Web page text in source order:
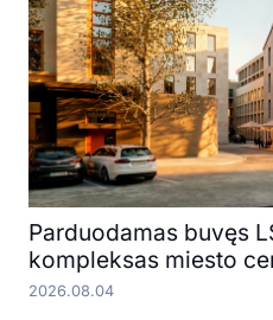
Parduodamas buvęs
kompleksas miesto
2026.08.04